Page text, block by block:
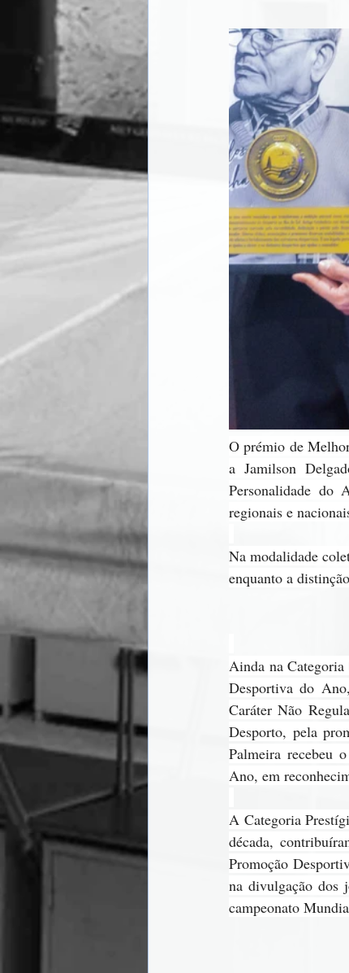
O prémio de
a Jamilson
Personalidade do
regionais e
Na modalidade
enquanto a
Ainda na
Desportiva do
Caráter Não
Desporto, pela
Palmeira recebeu
Ano, em
A Categoria
década,
Promoção
na divulgação dos
campeonato